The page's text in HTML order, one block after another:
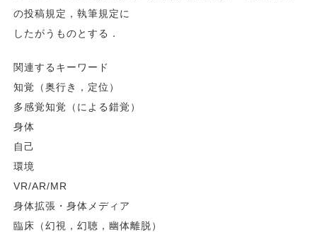
の投稿規定，執筆規定に
したがうものとする．
関連するキーワード
知覚（奥行き，定位）
多感覚知覚（による錯覚）
身体
自己
環境
VR/AR/MR
身体拡張・身体メディア
臨床（幻視，幻聴，幽体離脱）